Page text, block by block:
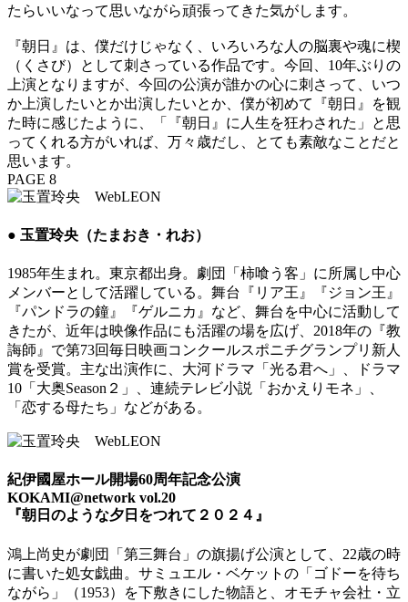
たらいいなって思いながら頑張ってきた気がします。
『朝日』は、僕だけじゃなく、いろいろな人の脳裏や魂に楔
（くさび）として刺さっている作品です。今回、10年ぶりの
上演となりますが、今回の公演が誰かの心に刺さって、いつ
か上演したいとか出演したいとか、僕が初めて『朝日』を観
た時に感じたように、「『朝日』に人生を狂わされた」と思
ってくれる方がいれば、万々歳だし、とても素敵なことだと
思います。
PAGE 8
● 玉置玲央（たまおき・れお）
1985年生まれ。東京都出身。劇団「柿喰う客」に所属し中心
メンバーとして活躍している。舞台『リア王』『ジョン王』
『パンドラの鐘』『ゲルニカ』など、舞台を中心に活動して
きたが、近年は映像作品にも活躍の場を広げ、2018年の『教
誨師』で第73回毎日映画コンクールスポニチグランプリ新人
賞を受賞。主な出演作に、大河ドラマ「光る君へ」、ドラマ
10「大奥Season２」、連続テレビ小説「おかえりモネ」、
「恋する母たち」などがある。
紀伊國屋ホール開場60周年記念公演
KOKAMI@network vol.20
『朝日のような夕日をつれて２０２４』
鴻上尚史が劇団「第三舞台」の旗揚げ公演として、22歳の時
に書いた処女戯曲。サミュエル・ベケットの「ゴドーを待ち
ながら」（1953）を下敷きにした物語と、オモチャ会社・立